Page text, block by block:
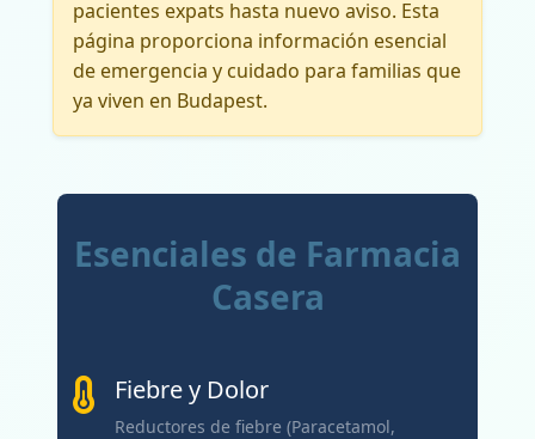
pacientes expats hasta nuevo aviso. Esta
página proporciona información esencial
de emergencia y cuidado para familias que
ya viven en Budapest.
Esenciales de Farmacia
Casera
Fiebre y Dolor
Reductores de fiebre (Paracetamol,